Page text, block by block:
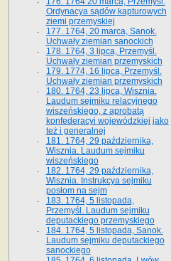
Ordynacya sądów kapturowych
ziemi przemyskiej
177. 1764, 20 marca, Sanok.
Uchwały ziemian sanockich
178. 1764, 3 lipca, Przemyśl.
Uchwały ziemian przemyskich
179. 1774, 16 lipca, Przemyśl.
Uchwały ziemian przemyskich
180. 1764, 23 lipca, Wisznia.
Laudum sejmiku relacyjnego
wiszeńskiego, z aprobatą
konfederacyi wojewódzkiej jako
też i generalnej
181. 1764, 29 października,
Wisznia. Laudum sejmiku
wiszeńskiego
182. 1764, 29 października,
Wisznia. Instrukcya sejmiku
posłom na sejm
183. 1764, 5 listopada,
Przemyśl. Laudum sejmiku
deputackiego przemyskiego
184. 1764, 5 listopada, Sanok.
Laudum sejmiku deputackiego
sanockiego